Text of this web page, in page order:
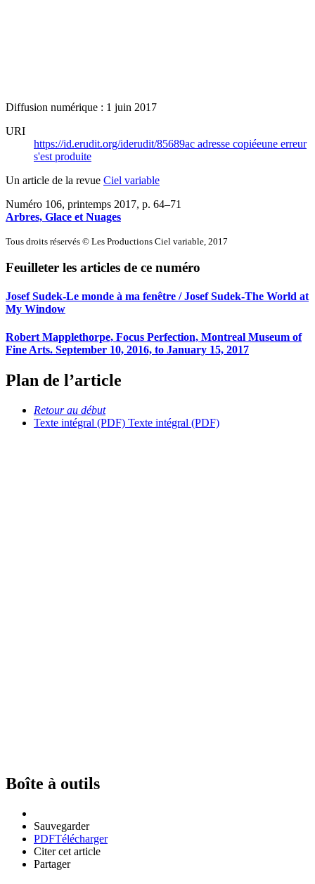
Diffusion numérique : 1 juin 2017
URI
https://id.erudit.org/iderudit/85689ac adresse copiéeune erreur
s'est produite
Un article de la revue Ciel variable
Numéro 106, printemps 2017, p. 64–71
Arbres, Glace et Nuages
Tous droits réservés © Les Productions Ciel variable, 2017
Feuilleter les articles de ce numéro
Josef Sudek-Le monde à ma fenêtre / Josef Sudek-The World at
My Window
Robert Mapplethorpe, Focus Perfection, Montreal Museum of
Fine Arts. September 10, 2016, to January 15, 2017
Plan de l’article
Retour au début
Texte intégral (PDF) Texte intégral (PDF)
Boîte à outils
Sauvegarder
PDFTélécharger
Citer cet article
Partager